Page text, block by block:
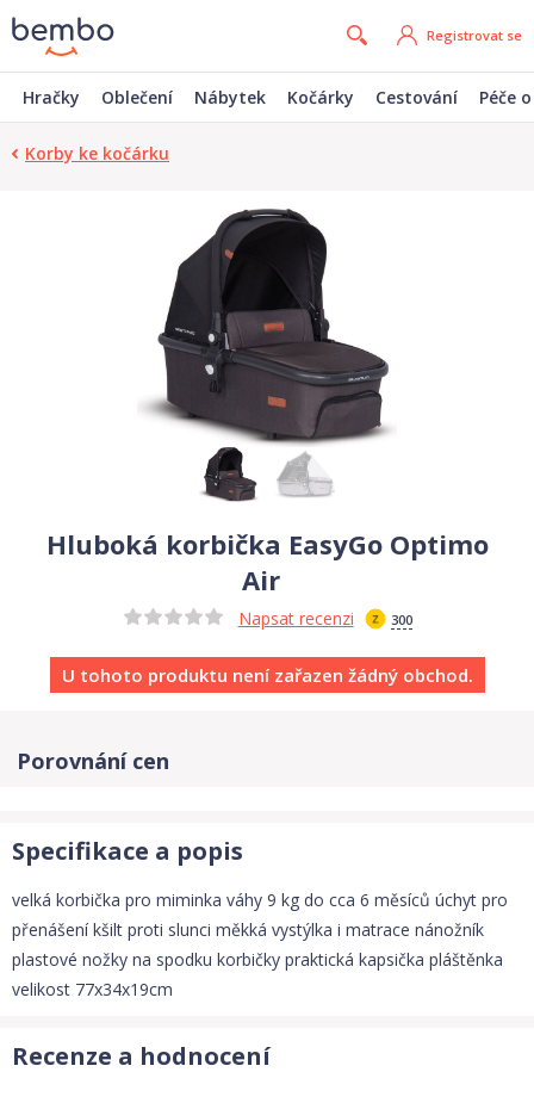
Registrovat se
Hračky Oblečení Nábytek Kočárky Cestování Péče
Korby ke kočárku
Hluboká korbička EasyGo Optimo
Air
Napsat recenzi 300
U tohoto produktu není zařazen žádný obchod.
Porovnání cen
Specifikace a popis
velká korbička pro miminka váhy 9 kg do cca 6 měsíců úchyt pro
přenášení kšilt proti slunci měkká vystýlka i matrace nánožník
plastové nožky na spodku korbičky praktická kapsička pláštěnka
velikost 77x34x19cm
Recenze a hodnocení